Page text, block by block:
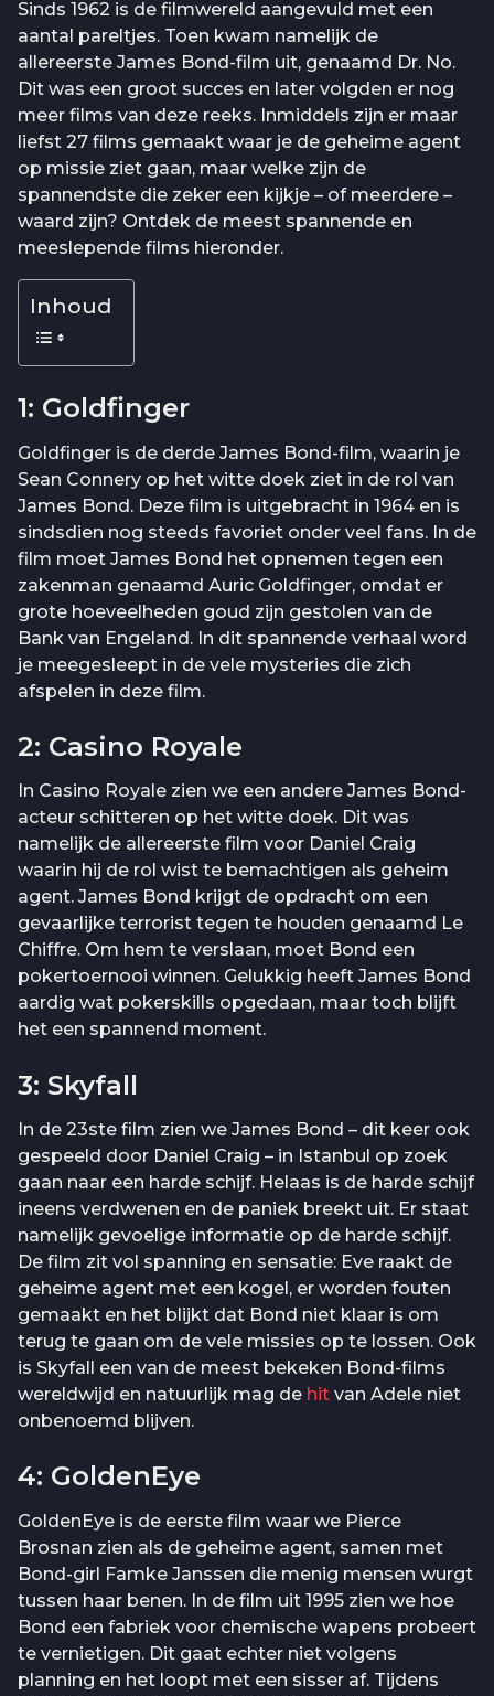
Sinds 1962 is de filmwereld aangevuld met een
aantal pareltjes. Toen kwam namelijk de
allereerste James Bond-film uit, genaamd Dr. No.
Dit was een groot succes en later volgden er nog
meer films van deze reeks. Inmiddels zijn er maar
liefst 27 films gemaakt waar je de geheime agent
op missie ziet gaan, maar welke zijn de
spannendste die zeker een kijkje – of meerdere –
waard zijn? Ontdek de meest spannende en
meeslepende films hieronder.
Inhoud
1: Goldfinger
Goldfinger is de derde James Bond-film, waarin je
Sean Connery op het witte doek ziet in de rol van
James Bond. Deze film is uitgebracht in 1964 en is
sindsdien nog steeds favoriet onder veel fans. In de
film moet James Bond het opnemen tegen een
zakenman genaamd Auric Goldfinger, omdat er
grote hoeveelheden goud zijn gestolen van de
Bank van Engeland. In dit spannende verhaal word
je meegesleept in de vele mysteries die zich
afspelen in deze film.
2: Casino Royale
In Casino Royale zien we een andere James Bond-
acteur schitteren op het witte doek. Dit was
namelijk de allereerste film voor Daniel Craig
waarin hij de rol wist te bemachtigen als geheim
agent. James Bond krijgt de opdracht om een
gevaarlijke terrorist tegen te houden genaamd Le
Chiffre. Om hem te verslaan, moet Bond een
pokertoernooi winnen. Gelukkig heeft James Bond
aardig wat pokerskills opgedaan, maar toch blijft
het een spannend moment.
3: Skyfall
In de 23ste film zien we James Bond – dit keer ook
gespeeld door Daniel Craig – in Istanbul op zoek
gaan naar een harde schijf. Helaas is de harde schijf
ineens verdwenen en de paniek breekt uit. Er staat
namelijk gevoelige informatie op de harde schijf.
De film zit vol spanning en sensatie: Eve raakt de
geheime agent met een kogel, er worden fouten
gemaakt en het blijkt dat Bond niet klaar is om
terug te gaan om de vele missies op te lossen. Ook
is Skyfall een van de meest bekeken Bond-films
wereldwijd en natuurlijk mag de hit van Adele niet
onbenoemd blijven.
4: GoldenEye
GoldenEye is de eerste film waar we Pierce
Brosnan zien als de geheime agent, samen met
Bond-girl Famke Janssen die menig mensen wurgt
tussen haar benen. In de film uit 1995 zien we hoe
Bond een fabriek voor chemische wapens probeert
te vernietigen. Dit gaat echter niet volgens
planning en het loopt met een sisser af. Tijdens